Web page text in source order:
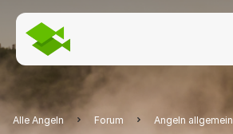
Alle Angeln Forum
Angeln allgemein